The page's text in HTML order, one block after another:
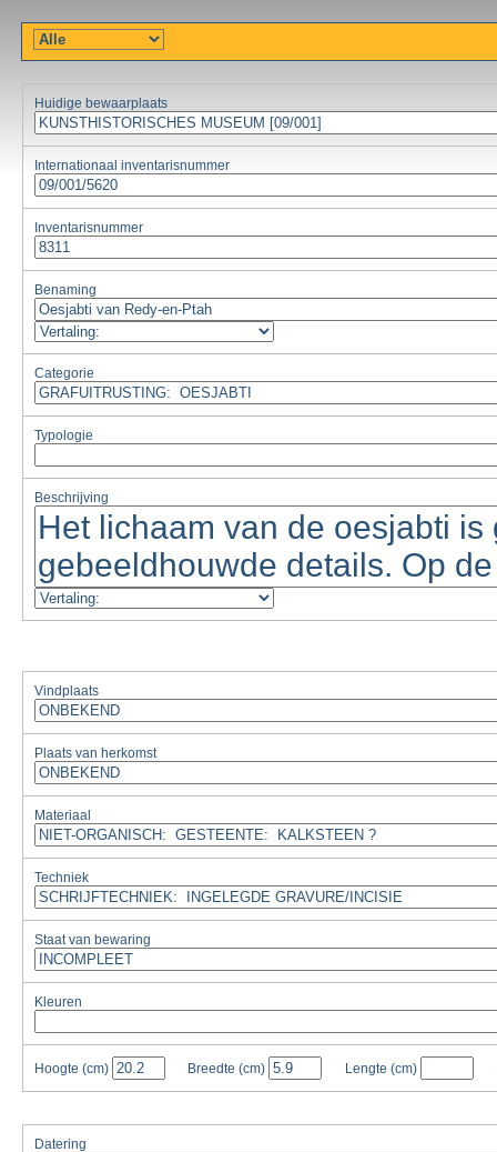
Huidige bewaarplaats
Internationaal inventarisnummer
Inventarisnummer
Benaming
Categorie
Typologie
Beschrijving
Vindplaats
Plaats van herkomst
Materiaal
Techniek
Staat van bewaring
Kleuren
Hoogte (cm) Breedte (cm) Lengte (cm)
Datering